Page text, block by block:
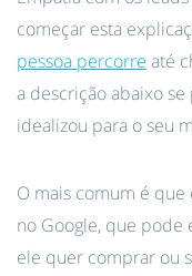
começar esta
pessoa percorre até
a descrição abaixo
idealizou para o seu
O mais comum é
no Google, que pode
ele quer comprar ou